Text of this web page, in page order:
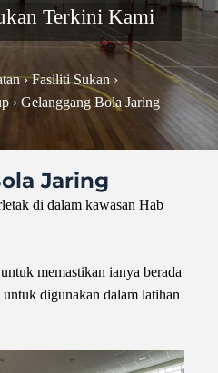
Terkini Kami
›Fasiliti Sukan ›
› Gelanggang Bola Jaring
Jaring
di dalam kawasan Hab
memastikan ianya berada
untuk digunakan dalam latihan